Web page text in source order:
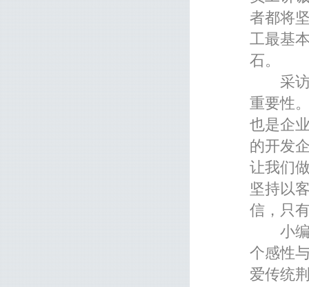
者都将
工最基
石。
采访
重要性
也是企
的开发
让我们
坚持以
信，只
小编
个感性
爱传统